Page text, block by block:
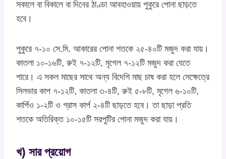
সকালে বা বিকালে বা দিনের ঠাণ্ডা আবহাওয়ায় পুকুরে পোনা ছাড়তে
হবে।
পুকুরে ৭-১০ সে.মি. আকারের পোনা শতকে ২৫-৪০টি মজুদ করা যায়।
কাতলা ১০-১৬টি, রুই ৭-১২টি, মৃগেল ৭-১২টি মজুদ করা যেতে
পারে। এ সকল মাছের সাথে অন্য বিদেশি মাছ চাষ করা হলে সেক্ষেত্রে
সিলভার কাপ ৭-১২টি, কাতলা ৩-৪টি, রুই ৫-৮টি, মৃগেল ৬-১০টি,
কার্পিও ১-২টি ও গ্রাস কার্প ২-৪টি ছাড়তে হবে। তা ছাড়া প্রতি
শতকে অতিরিক্ত ১০-১৫টি সরপুটির পোনা মজুদ করা যায়।
খ) সার প্রয়োগ